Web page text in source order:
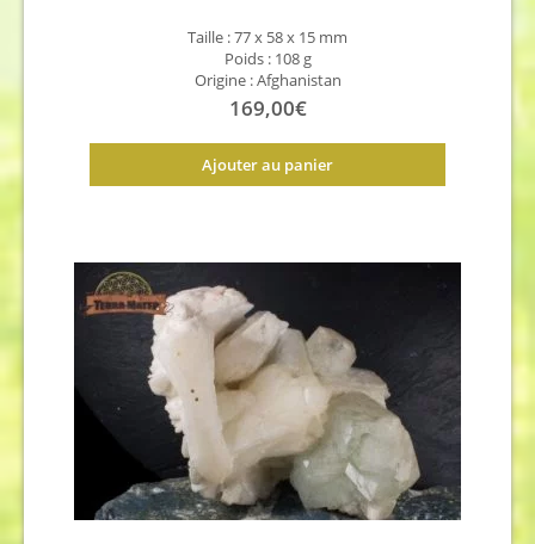
Taille : 77 x 58 x 15 mm
Poids : 108 g
Origine : Afghanistan
169,00€
Ajouter au panier